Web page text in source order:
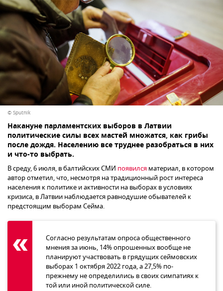
© Sputnik
Накануне парламентских выборов в Латвии
политические силы всех мастей множатся, как грибы
после дождя. Населению все труднее разобраться в них
и что-то выбрать.
В среду, 6 июля, в балтийских СМИ появился материал, в котором
автор отметил, что, несмотря на традиционный рост интереса
населения к политике и активности на выборах в условиях
кризиса, в Латвии наблюдается равнодушие обывателей к
предстоящим выборам Сейма.
Согласно результатам опроса общественного
мнения за июнь, 14% опрошенных вообще не
планируют участвовать в грядущих сеймовских
выборах 1 октября 2022 года, а 27,5% по-
прежнему не определились в своих симпатиях к
той или иной политической силе.